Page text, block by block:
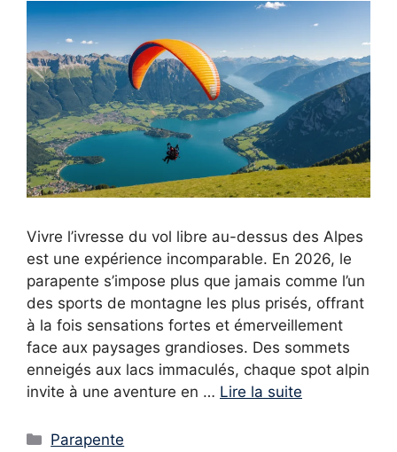
Vivre l’ivresse du vol libre au-dessus des Alpes
est une expérience incomparable. En 2026, le
parapente s’impose plus que jamais comme l’un
des sports de montagne les plus prisés, offrant
à la fois sensations fortes et émerveillement
face aux paysages grandioses. Des sommets
enneigés aux lacs immaculés, chaque spot alpin
invite à une aventure en … Lire la suite
Catégories
Parapente